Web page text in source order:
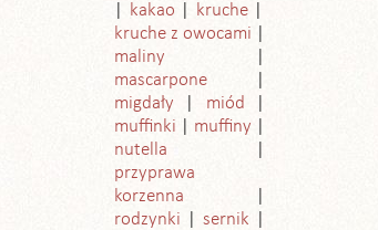
kakao
kruche
kruche z owocami
maliny
mascarpone
migdały
miód
muffinki
muffiny
nutella
przyprawa
korzenna
rodzynki
sernik